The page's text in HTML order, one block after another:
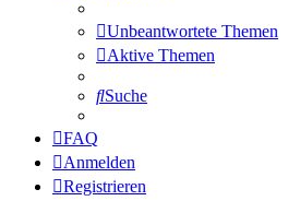
Unbeantwortete Themen
Aktive Themen
Suche
FAQ
Anmelden
Registrieren